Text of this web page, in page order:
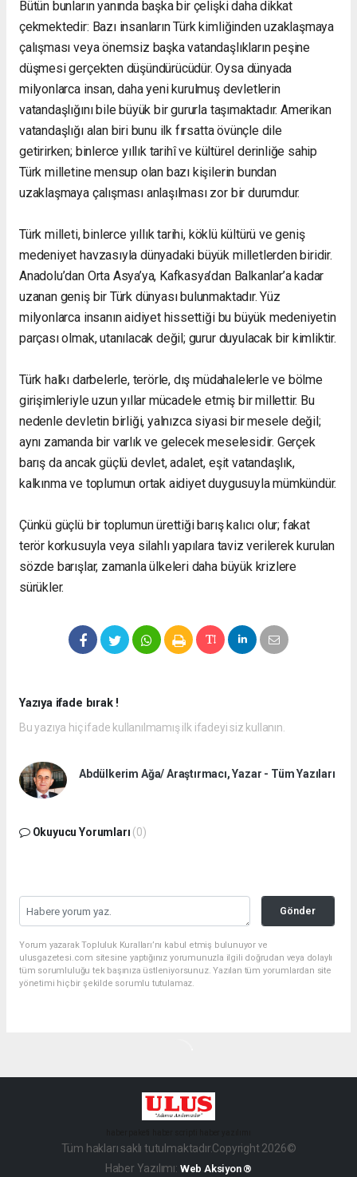
Bütün bunların yanında başka bir çelişki daha dikkat
çekmektedir: Bazı insanların Türk kimliğinden uzaklaşmaya
çalışması veya önemsiz başka vatandaşlıkların peşine
düşmesi gerçekten düşündürücüdür. Oysa dünyada
milyonlarca insan, daha yeni kurulmuş devletlerin
vatandaşlığını bile büyük bir gururla taşımaktadır. Amerikan
vatandaşlığı alan biri bunu ilk fırsatta övünçle dile
getirirken; binlerce yıllık tarihî ve kültürel derinliğe sahip
Türk milletine mensup olan bazı kişilerin bundan
uzaklaşmaya çalışması anlaşılması zor bir durumdur.
Türk milleti, binlerce yıllık tarihi, köklü kültürü ve geniş
medeniyet havzasıyla dünyadaki büyük milletlerden biridir.
Anadolu’dan Orta Asya’ya, Kafkasya’dan Balkanlar’a kadar
uzanan geniş bir Türk dünyası bulunmaktadır. Yüz
milyonlarca insanın aidiyet hissettiği bu büyük medeniyetin
parçası olmak, utanılacak değil; gurur duyulacak bir kimliktir.
Türk halkı darbelerle, terörle, dış müdahalelerle ve bölme
girişimleriyle uzun yıllar mücadele etmiş bir millettir. Bu
nedenle devletin birliği, yalnızca siyasi bir mesele değil;
aynı zamanda bir varlık ve gelecek meselesidir. Gerçek
barış da ancak güçlü devlet, adalet, eşit vatandaşlık,
kalkınma ve toplumun ortak aidiyet duygusuyla mümkündür.
Çünkü güçlü bir toplumun ürettiği barış kalıcı olur; fakat
terör korkusuyla veya silahlı yapılara taviz verilerek kurulan
sözde barışlar, zamanla ülkeleri daha büyük krizlere
sürükler.
Yazıya ifade bırak !
Bu yazıya hiç ifade kullanılmamış ilk ifadeyi siz kullanın.
Abdülkerim Ağa/ Araştırmacı, Yazar - Tüm Yazıları
Okuyucu Yorumları (0)
Gönder
Yorum yazarak Topluluk Kuralları’nı kabul etmiş bulunuyor ve
ulusgazetesi.com sitesine yaptığınız yorumunuzla ilgili doğrudan veya dolaylı
tüm sorumluluğu tek başınıza üstleniyorsunuz. Yazılan tüm yorumlardan site
yönetimi hiçbir şekilde sorumlu tutulamaz.
Tüm hakları saklı tutulmaktadır.Copyright 2026©
Haber Yazılımı: Web Aksiyon ®